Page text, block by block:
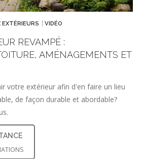
EXTÉRIEURS VIDÉO
REVAMPÉ :
AMÉNAGEMENTS ET
votre extérieur afin d'en faire un lieu
de façon durable et abordable?